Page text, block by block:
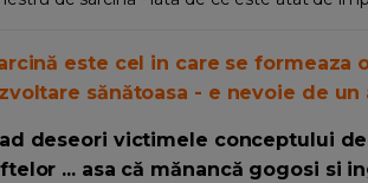
este cel in care se formeaza
sănătoasa - e nevoie de
deseori victimele conceptului
... asa că mănancă gogosi si